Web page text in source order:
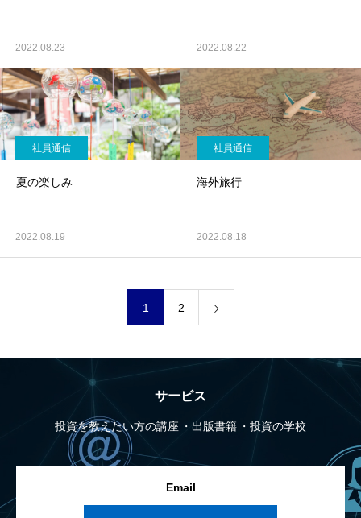
2022.08.23 2022.08.22
社員通信
夏の楽しみ
2022.08.19
社員通信
海外旅行
2022.08.18
1 2
サービス
投資を教えたい方の講座 出版書籍 投資の学校
Email